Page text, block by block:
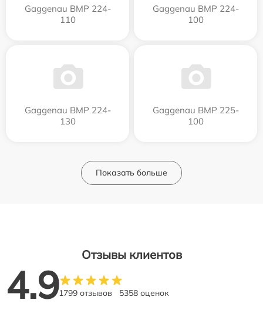
Gaggenau BMP 224-
110
Gaggenau BMP 224-
100
Gaggenau BMP 224-
130
Gaggenau BMP 225-
100
Показать больше
Отзывы клиентов
4.91799 отзывов 5358 оценок